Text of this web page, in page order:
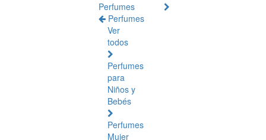
Perfumes
Perfumes
Ver
todos
Perfumes
para
Niños y
Bebés
Perfumes
Mujer